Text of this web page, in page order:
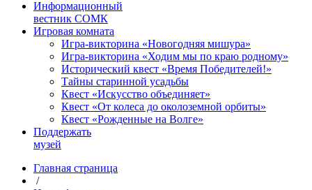
Информационный
вестник СОМК
Игровая комната
Игра-викторина «Новогодняя мишура»
Игра-викторина «Ходим мы по краю родному»
Исторический квест «Время Победителей!»
Тайны старинной усадьбы
Квест «Искусство объединяет»
Квест «От колеса до околоземной орбиты»
Квест «Рожденные на Волге»
Поддержать
музей
Главная страница
/